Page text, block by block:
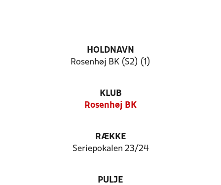
HOLDNAVN
Rosenhøj BK (S2) (1)
KLUB
Rosenhøj BK
RÆKKE
Seriepokalen 23/24
PULJE